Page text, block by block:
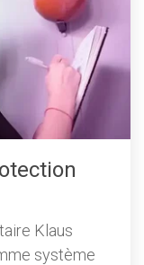
Klaus
système